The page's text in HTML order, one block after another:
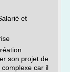
et
son projet de
car il